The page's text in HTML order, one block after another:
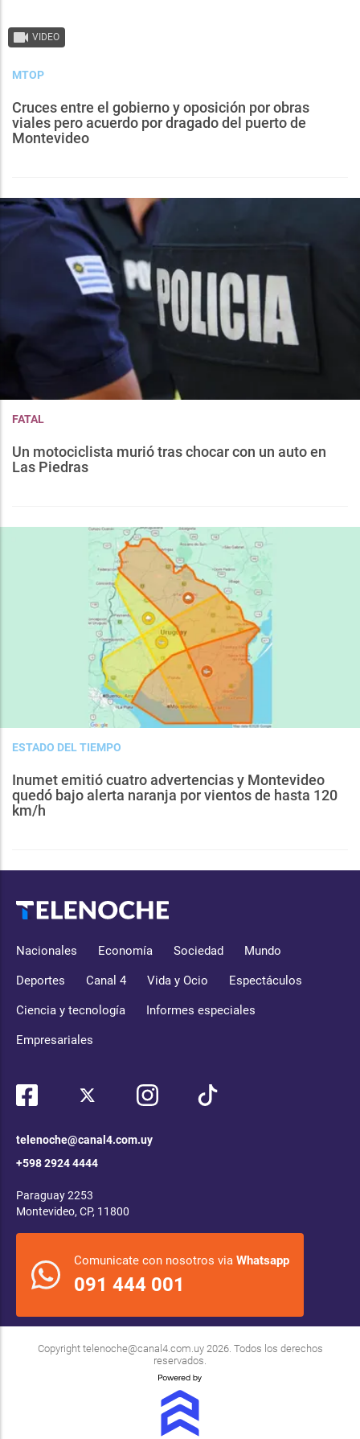
VIDEO
MTOP
Cruces entre el gobierno y oposición por obras
viales pero acuerdo por dragado del puerto de
Montevideo
FATAL
Un motociclista murió tras chocar con un auto en
Las Piedras
ESTADO DEL TIEMPO
Inumet emitió cuatro advertencias y Montevideo
quedó bajo alerta naranja por vientos de hasta 120
km/h
Nacionales Economía Sociedad Mundo
Deportes Canal 4 Vida y Ocio Espectáculos
Ciencia y tecnología Informes especiales
Empresariales
telenoche@canal4.com.uy
+598 2924 4444
Paraguay 2253
Montevideo, CP, 11800
Comunicate con nosotros via Whatsapp
091 444 001
Copyright telenoche@canal4.com.uy2026. Todos los derechos
reservados.